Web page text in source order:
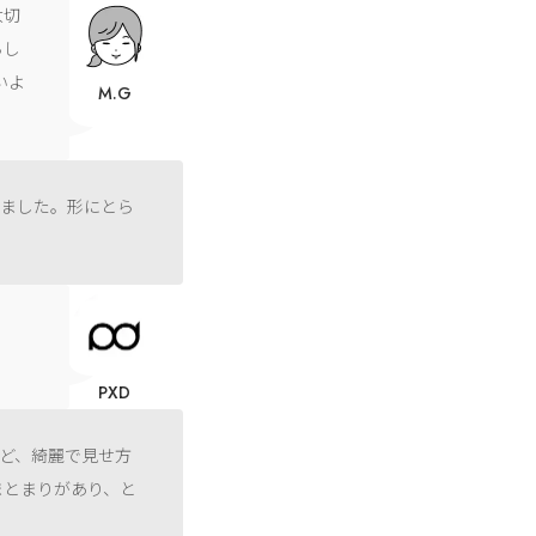
よ
M.G
した。形にとら
PXD
、綺麗で見せ方
まりがあり、と